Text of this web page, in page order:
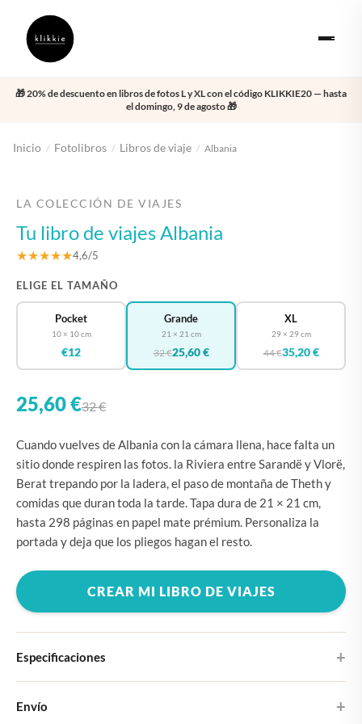
🎁 20% de descuento en libros de fotos L y XL con el código KLIKKIE20 — hasta
el domingo, 9 de agosto 🎁
Inicio / Fotolibros / Libros de viaje / Albania
LA COLECCIÓN DE VIAJES
Tu libro de viajes Albania
★★★★★4,6/5
ELIGE EL TAMAÑO
Pocket
10 × 10 cm
€12
Grande
21 × 21 cm
32 €25,60 €
XL
29 × 29 cm
44 €35,20 €
25,60 €32 €
Cuando vuelves de Albania con la cámara llena, hace falta un
sitio donde respiren las fotos. la Riviera entre Sarandë y Vlorë,
Berat trepando por la ladera, el paso de montaña de Theth y
comidas que duran toda la tarde. Tapa dura de 21 × 21 cm,
hasta 298 páginas en papel mate prémium. Personaliza la
portada y deja que los pliegos hagan el resto.
CREAR MI LIBRO DE VIAJES
Especificaciones
Elige entre cuatro diseños de portada
Envío